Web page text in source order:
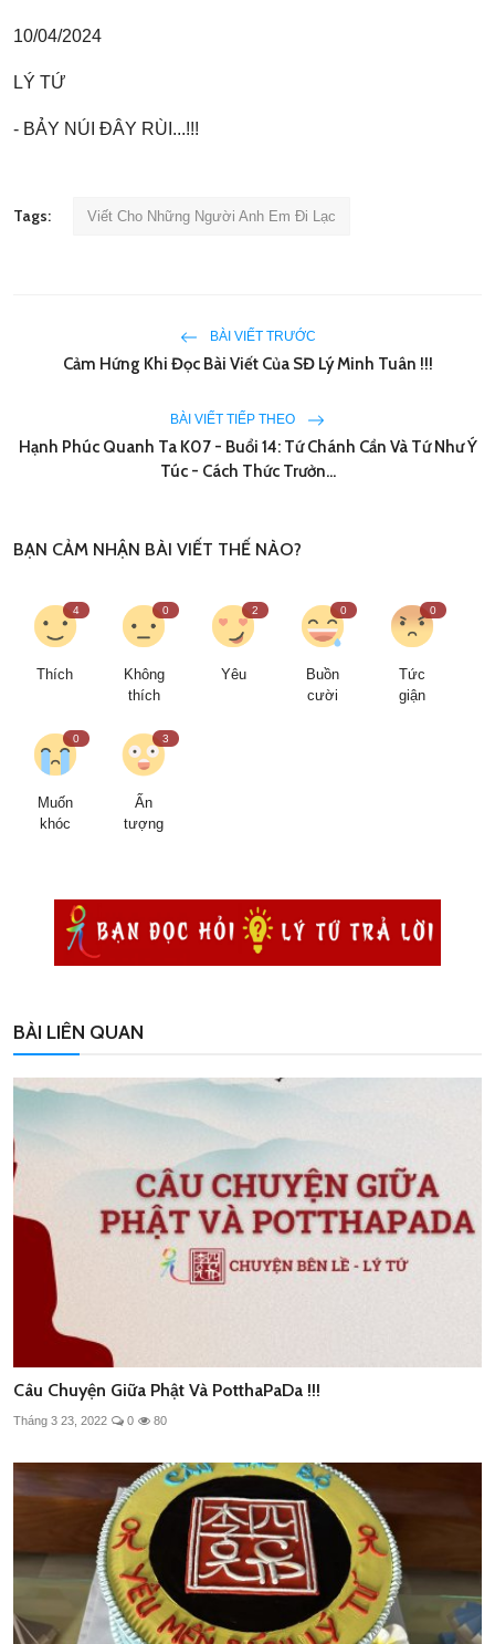
10/04/2024
LÝ TỨ
- BẢY NÚI ĐÂY RÙI...!!!
Tags: Viết Cho Những Người Anh Em Đi Lạc
BÀI VIẾT TRƯỚC
Cảm Hứng Khi Đọc Bài Viết Của SĐ Lý Minh Tuân !!!
BÀI VIẾT TIẾP THEO
Hạnh Phúc Quanh Ta K07 - Buổi 14: Tứ Chánh Cần Và Tứ Như Ý
Túc - Cách Thức Trưởn...
BẠN CẢM NHẬN BÀI VIẾT THẾ NÀO?
4
Thích
0
Không
thích
2
Yêu
0
Buồn
cười
0
Tức
giận
0
Muốn
khóc
3
Ấn
tượng
BÀI LIÊN QUAN
Câu Chuyện Giữa Phật Và PotthaPaDa !!!
Tháng 3 23, 2022 0 80